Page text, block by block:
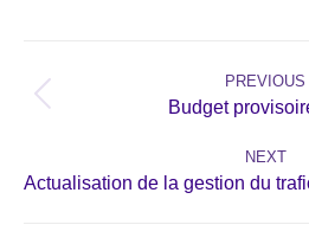
navigation
PREVIOUS
Budget
NEXT
Next
Actualisation de la gestion du